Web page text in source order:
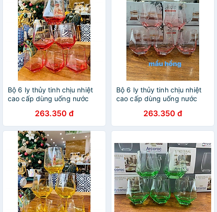
Bộ 6 ly thủy tinh chịu nhiệt
cao cấp dùng uống nước
cương đỏ263.350 đ
Bộ 6 ly thủy tinh chịu nhiệt
cao cấp dùng uống nước
cương hồng263.350 đ